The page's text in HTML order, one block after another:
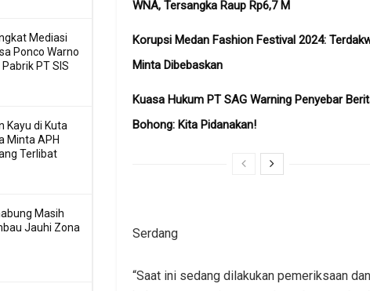
Mediasi
Ponco Warno
PT SIS
Kayu di Kuta
Minta APH
Terlibat
Masih
Jauhi Zona
WNA, Tersangka Raup Rp6,7 M
Korupsi Medan Fashion Festival 2024:
Minta Dibebaskan
Kuasa Hukum PT SAG Warning Penyebar
Bohong: Kita Pidanakan!
Serdang
“Saat ini sedang dilakukan pemeriksaan